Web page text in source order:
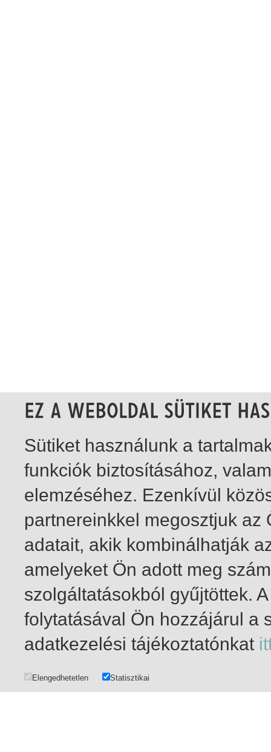
1-20 / total 140 hit
Sütiket használunk a
funkciók biztosításához,
elemzéséhez. Ezenkívül
partnereinkkel megosztjuk
adatait, akik kombinálhatják
amelyeket Ön adott meg
szolgáltatásokból gyűjtöttek.
folytatásával Ön hozzájárul a
adatkezelési tájékoztatónkat
Elengedhetetlen Statisztikai